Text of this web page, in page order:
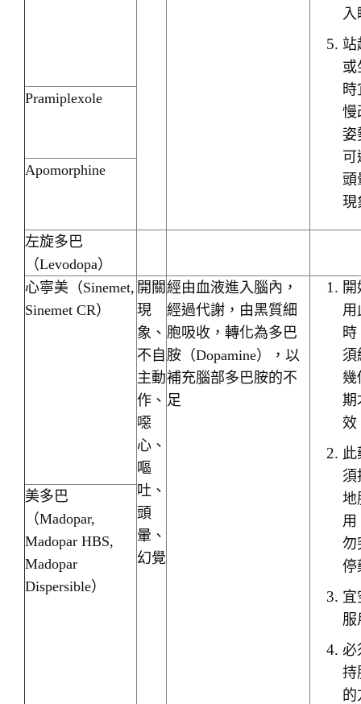
站
或
時
慢
姿
可
頭
現
Pramiplexole
Apomorphine
左旋多巴
（Levodopa）
心寧美（Sinemet,
Sinemet CR）
開關
現
象、
不自
主動
作、
噁
心、
嘔
吐、
頭
暈、
幻覺
經由血液進入腦內，
經過代謝，由黑質細
胞吸收，轉化為多巴
胺（Dopamine），以
補充腦部多巴胺的不
足
用
時
須
幾
期
效
此
須
地
用
勿
停
宜
服
必
持
的
美多巴
（Madopar,
Madopar HBS,
Madopar
Dispersible）